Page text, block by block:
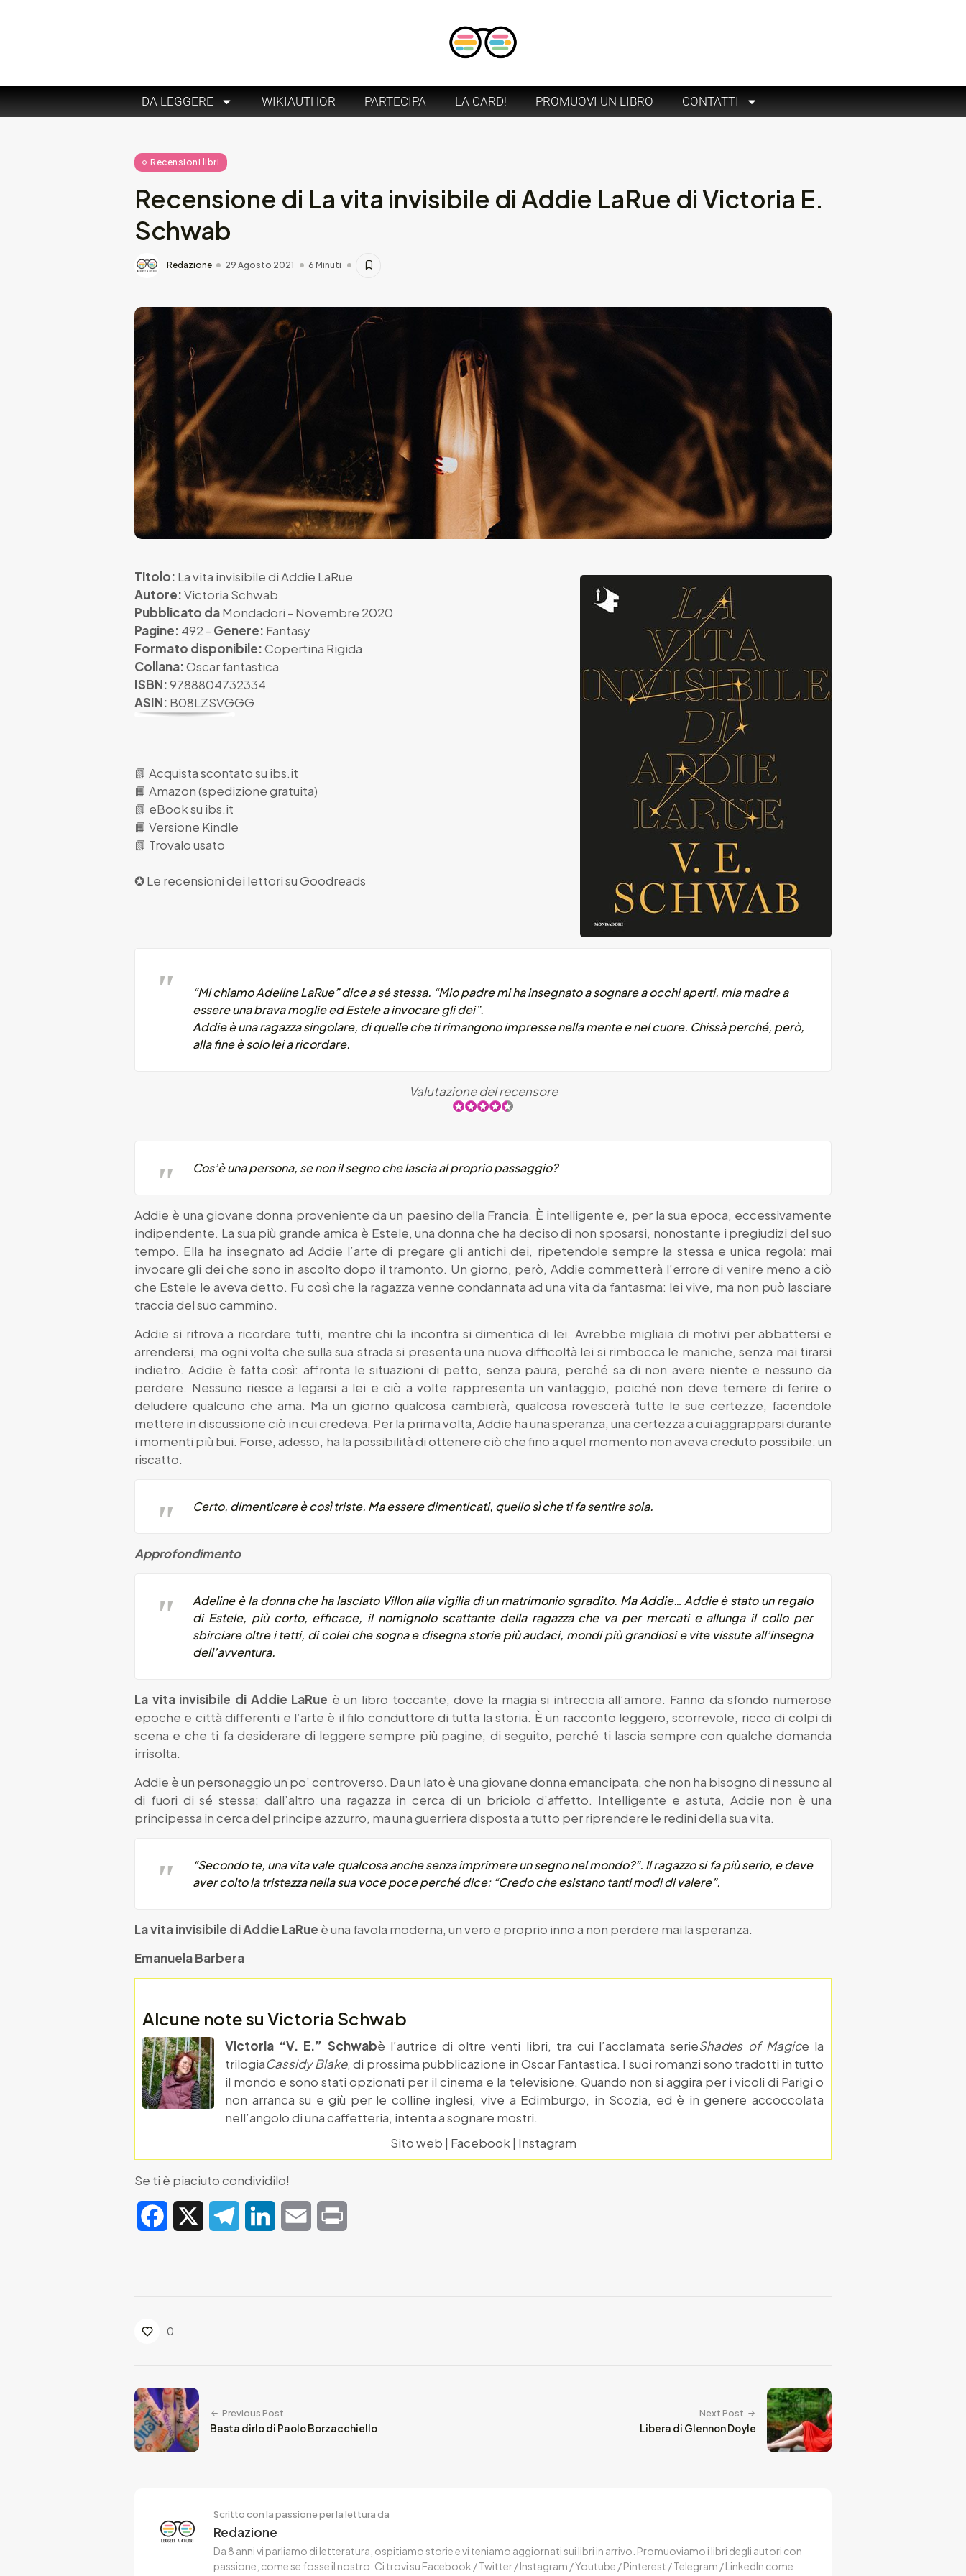
DA LEGGERE WIKIAUTHOR PARTECIPA LA CARD! PROMUOVI UN LIBRO CONTATTI
Recensioni libri
Recensione di La vita invisibile di Addie LaRue di Victoria E.
Schwab
Redazione 29 Agosto 2021 6 Minuti
Titolo: La vita invisibile di Addie LaRue
Autore:Victoria Schwab
Pubblicato daMondadori - Novembre 2020
Pagine: 492 - Genere: Fantasy
Formato disponibile:Copertina Rigida
Collana:Oscar fantastica
ISBN:9788804732334
ASIN: B08LZSVGGG
📗 Acquista scontato su ibs.it
📙 Amazon (spedizione gratuita)
📗 eBook su ibs.it
📙 Versione Kindle
📗 Trovalo usato
✪ Le recensioni dei lettori suGoodreads
“Mi chiamo Adeline LaRue” dice a sé stessa. “Mio padre mi ha insegnato a sognare a occhi aperti, mia madre a
essere una brava moglie ed Estele a invocare gli dei”.
Addie è una ragazza singolare, di quelle che ti rimangono impresse nella mente e nel cuore. Chissà perché, però,
alla fine è solo lei a ricordare.
Valutazione del recensore
Cos’è una persona, se non il segno che lascia al proprio passaggio?
Addie è una giovane donna proveniente da un paesino della Francia. È intelligente e, per la sua epoca, eccessivamente
indipendente. La sua più grande amica è Estele, una donna che ha deciso di non sposarsi, nonostante i pregiudizi del suo
tempo. Ella ha insegnato ad Addie l’arte di pregare gli antichi dei, ripetendole sempre la stessa e unica regola: mai
invocare gli dei che sono in ascolto dopo il tramonto. Un giorno, però, Addie commetterà l’errore di venire meno a ciò
che Estele le aveva detto. Fu così che la ragazza venne condannata ad una vita da fantasma: lei vive, ma non può lasciare
traccia del suo cammino.
Addie si ritrova a ricordare tutti, mentre chi la incontra si dimentica di lei. Avrebbe migliaia di motivi per abbattersi e
arrendersi, ma ogni volta che sulla sua strada si presenta una nuova difficoltà lei si rimbocca le maniche, senza mai tirarsi
indietro. Addie è fatta così: affronta le situazioni di petto, senza paura, perché sa di non avere niente e nessuno da
perdere. Nessuno riesce a legarsi a lei e ciò a volte rappresenta un vantaggio, poiché non deve temere di ferire o
deludere qualcuno che ama. Ma un giorno qualcosa cambierà, qualcosa rovescerà tutte le sue certezze, facendole
mettere in discussione ciò in cui credeva. Per la prima volta, Addie ha una speranza, una certezza a cui aggrapparsi durante
i momenti più bui. Forse, adesso, ha la possibilità di ottenere ciò che fino a quel momento non aveva creduto possibile: un
riscatto.
Certo, dimenticare è così triste. Ma essere dimenticati, quello sì che ti fa sentire sola.
Approfondimento
Adeline è la donna che ha lasciato Villon alla vigilia di un matrimonio sgradito. Ma Addie… Addie è stato un regalo
di Estele, più corto, efficace, il nomignolo scattante della ragazza che va per mercati e allunga il collo per
sbirciare oltre i tetti, di colei che sogna e disegna storie più audaci, mondi più grandiosi e vite vissute all’insegna
dell’avventura.
La vita invisibile di Addie LaRue è un libro toccante, dove la magia si intreccia all’amore. Fanno da sfondo numerose
epoche e città differenti e l’arte è il filo conduttore di tutta la storia. È un racconto leggero, scorrevole, ricco di colpi di
scena e che ti fa desiderare di leggere sempre più pagine, di seguito, perché ti lascia sempre con qualche domanda
irrisolta.
Addie è un personaggio un po’ controverso. Da un lato è una giovane donna emancipata, che non ha bisogno di nessuno al
di fuori di sé stessa; dall’altro una ragazza in cerca di un briciolo d’affetto. Intelligente e astuta, Addie non è una
principessa in cerca del principe azzurro, ma una guerriera disposta a tutto per riprendere le redini della sua vita.
“Secondo te, una vita vale qualcosa anche senza imprimere un segno nel mondo?”. Il ragazzo si fa più serio, e deve
aver colto la tristezza nella sua voce poce perché dice: “Credo che esistano tanti modi di valere”.
La vita invisibile di Addie LaRue è una favola moderna, un vero e proprio inno a non perdere mai la speranza.
Emanuela Barbera
Alcune note su Victoria Schwab
Victoria “V. E.” Schwabè l’autrice di oltre venti libri, tra cui l’acclamata serieShades of Magice la
trilogiaCassidy Blake, di prossima pubblicazione in Oscar Fantastica. I suoi romanzi sono tradotti in tutto
il mondo e sono stati opzionati per il cinema e la televisione. Quando non si aggira per i vicoli di Parigi o
non arranca su e giù per le colline inglesi, vive a Edimburgo, in Scozia, ed è in genere accoccolata
nell’angolo di una caffetteria, intenta a sognare mostri.
Sito web | Facebook | Instagram
Se ti è piaciuto condividilo!
Facebook TelegramLinkedIn Email
0
Previous Post
Basta dirlo di Paolo Borzacchiello
Next Post
Libera di Glennon Doyle
Scritto con la passione per la lettura da
Redazione
Da 8 anni vi parliamo di letteratura, ospitiamo storie e vi teniamo aggiornati sui libri in arrivo. Promuoviamo i libri degli autori con
passione, come se fosse il nostro. Ci trovi su Facebook / Twitter / Instagram / Youtube / Pinterest / Telegram / LinkedIn come